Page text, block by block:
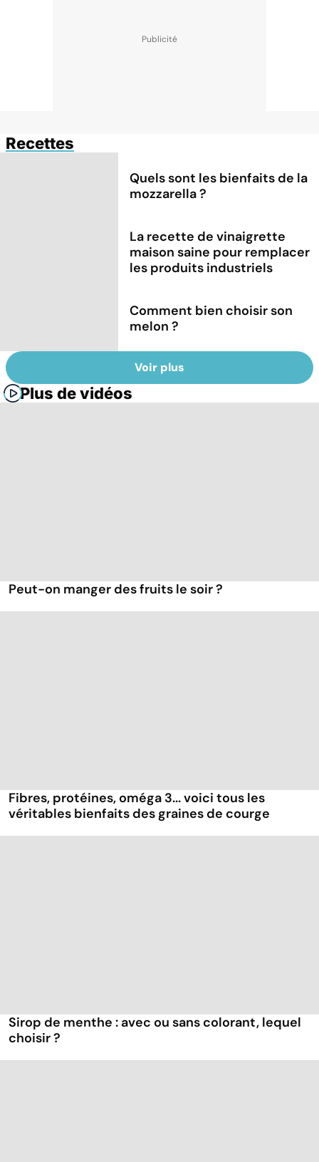
Recettes
Quels sont les bienfaits de la
mozzarella ?
La recette de vinaigrette
maison saine pour remplacer
les produits industriels
Comment bien choisir son
melon ?
Voir plus
Plus de vidéos
Peut-on manger des fruits le soir ?
Fibres, protéines, oméga 3... voici tous les
véritables bienfaits des graines de courge
Sirop de menthe : avec ou sans colorant, lequel
choisir ?